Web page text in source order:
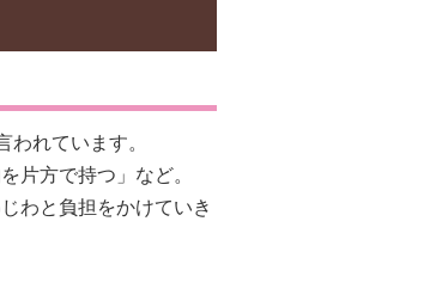
われています。
片方で持つ」など。
わと負担をかけていき